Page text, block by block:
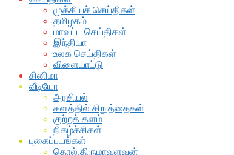
முக்கியச் செய்திகள்
தமிழகம்
மாவட்ட செய்திகள்
இந்தியா
உலக செய்திகள்
விளையாட்டு
சினிமா
வீடியோ
அரசியல்
களத்தில் சிறுத்தைகள்
குற்றக் களம்
நிகழ்ச்சிகள்
புகைப்படங்கள்
தொல்.திருமாவளவன்